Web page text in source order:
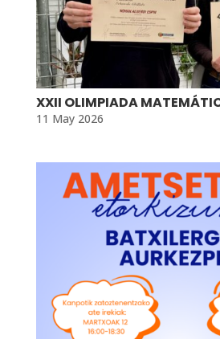
XXII OLIMPIADA
11 May 2026